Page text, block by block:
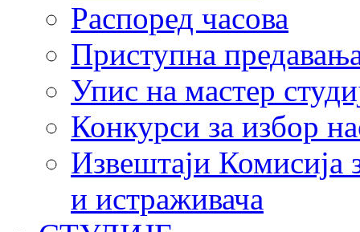
Распоред часова
Приступна
Упис на мастер
Конкурси за избор
Извештаји Комисија
и истраживача